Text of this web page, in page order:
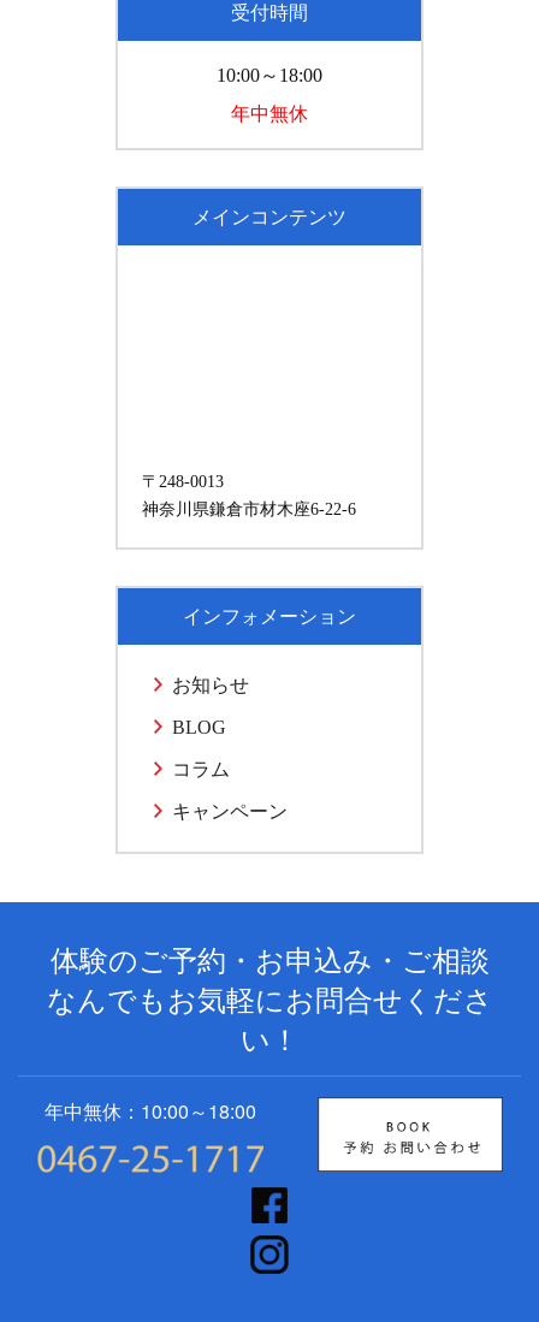
受付時間
10:00～18:00
年中無休
メインコンテンツ
〒248-0013
神奈川県鎌倉市材木座6-22-6
インフォメーション
お知らせ
BLOG
コラム
キャンペーン
体験のご予約・お申込み・ご相談
なんでもお気軽にお問合せくださ
い！
年中無休：10:00～18:00